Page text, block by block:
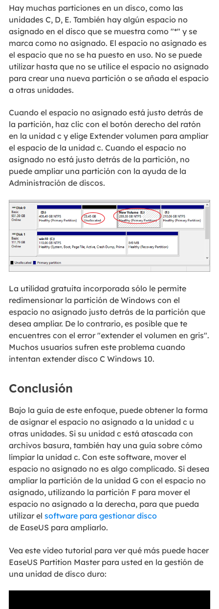
Hay muchas particiones en un disco, como las
unidades C, D, E. También hay algún espacio no
asignado en el disco que se muestra como "*" y se
marca como no asignado. El espacio no asignado es
el espacio que no se ha puesto en uso. No se puede
utilizar hasta que no se utilice el espacio no asignado
para crear una nueva partición o se añada el espacio
a otras unidades.
Cuando el espacio no asignado está justo detrás de
la partición, haz clic con el botón derecho del ratón
en la unidad c y elige Extender volumen para ampliar
el espacio de la unidad c. Cuando el espacio no
asignado no está justo detrás de la partición, no
puede ampliar una partición con la ayuda de la
Administración de discos.
La utilidad gratuita incorporada sólo le permite
redimensionar la partición de Windows con el
espacio no asignado justo detrás de la partición que
desea ampliar. De lo contrario, es posible que te
encuentres con el error "extender el volumen en gris".
Muchos usuarios sufren este problema cuando
intentan extender disco C Windows 10.
Conclusión
Bajo la guía de este enfoque, puede obtener la forma
de asignar el espacio no asignado a la unidad c u
otras unidades. Si su unidad c está atascada con
archivos basura, también hay una guía sobre cómo
limpiar la unidad c. Con este software, mover el
espacio no asignado no es algo complicado. Si desea
ampliar la partición de la unidad G con el espacio no
asignado, utilizando la partición F para mover el
espacio no asignado a la derecha, para que pueda
utilizar el software para gestionar disco
de EaseUS para ampliarlo.
Vea este video tutorial para ver qué más puede hacer
EaseUS Partition Master para usted en la gestión de
una unidad de disco duro: